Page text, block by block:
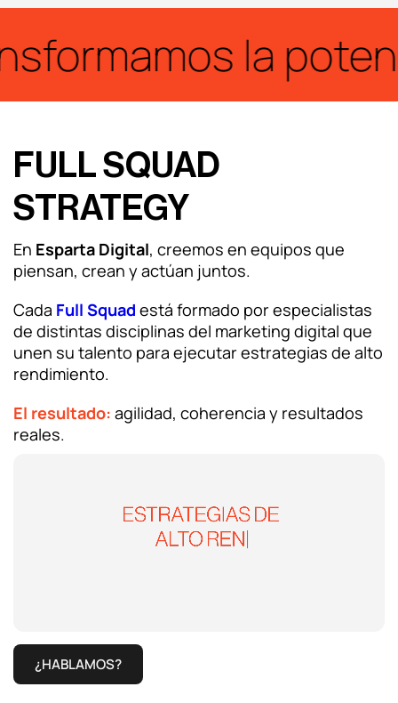
HubSpot
Branding
Diseño
Análisis UX/UI
CRO
Diseño web
Analítica web
la
FULL SQUAD
STRATEGY
En Esparta Digital, creemos en equipos que
piensan, crean y actúan juntos.
Cada Full Squad está formado por especialistas
de distintas disciplinas del marketing digital que
unen su talento para ejecutar estrategias de alto
rendimiento.
El resultado: agilidad, coherencia y resultados
reales.
¿HABLAMOS?